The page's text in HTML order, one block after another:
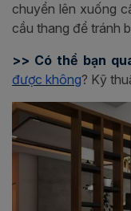
chuyển lên xuống
cầu thang để tránh
>> Có thể bạn
được không? Kỹ